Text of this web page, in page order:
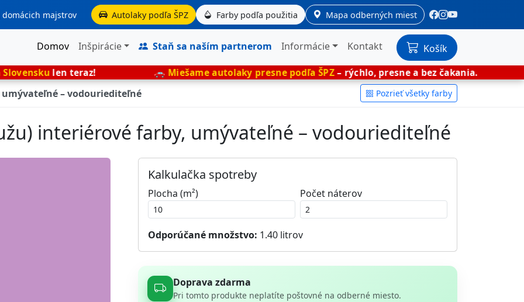
majstrov Autolaky podľa ŠPZ Farby podľa použitia Mapa odberných miest
Domov Inšpirácie Staň sa naším partnerom Informácie Kontakt Košík
teraz! 🚗 Miešame autolaky presne podľa ŠPZ– rýchlo, presne a bez čakania. 🎨
– vodouriediteľné Pozrieť všetky farby
interiérové farby, umývateľné – vodouriediteľné
Kalkulačka spotreby
Plocha (m²) Počet náterov
Odporúčané množstvo: 1.40 litrov
Doprava zdarma
Pri tomto produkte neplatíte poštovné na odberné miesto.